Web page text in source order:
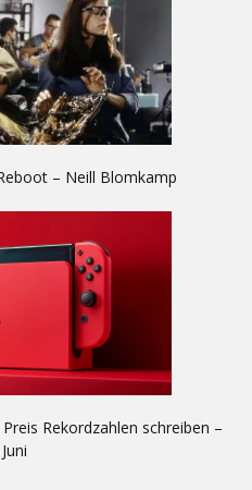
– Neill Blomkamp
Rekordzahlen schreiben –